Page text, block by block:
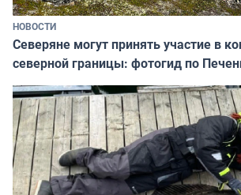
НОВОСТИ
Северяне могут принять участие в
северной границы: фотогид по